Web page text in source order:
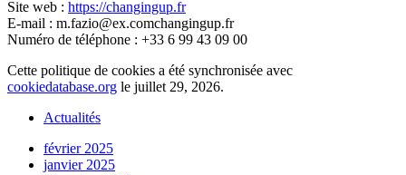
Site web : https://changingup.fr
E-mail : m.fazio@ex.comchangingup.fr
Numéro de téléphone : +33 6 99 43 09 00
Cette politique de cookies a été synchronisée avec
cookiedatabase.org le juillet 29, 2026.
Actualités
février 2025
janvier 2025